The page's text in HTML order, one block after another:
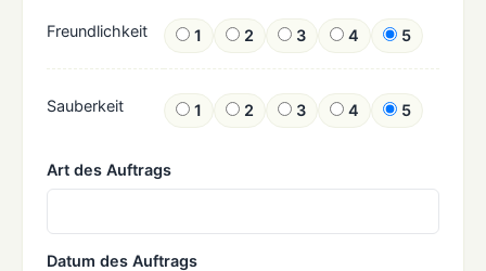
Freundlichkeit 1 2 3 4 5
Sauberkeit 1 2 3 4 5
Art des Auftrags
Datum des Auftrags